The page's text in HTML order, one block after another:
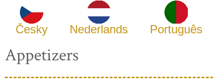
Česky Nederlands Português
Appetizers